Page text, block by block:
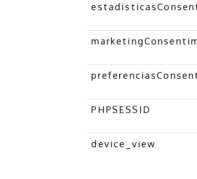
PHPSESSID
device_view